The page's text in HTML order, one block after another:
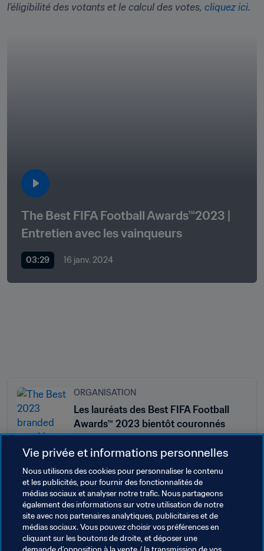
l'éligibilité des votants et le calcul des votes, cliquez ici.
The Best FIFA Football Awards™2023 |
Entretien avec les vainqueurs
03:29 16 janv. 2024
ORGANISATION
Les lauréats des Best FIFA Football
Awards™ 2023 bientôt couronnés
Thèmes en lien
Vie privée et informations personnelles
Nous utilisons des cookies pour personnaliser le contenu
et les publicités, pour fournir des fonctionnalités de
médias sociaux et analyser notre trafic. Nous partageons
également des informations sur votre utilisation de notre
site avec nos partenaires analytiques, publicitaires et de
médias sociaux. Vous pouvez choisir vos préférences en
cliquant sur les boutons de droite, et déposer une